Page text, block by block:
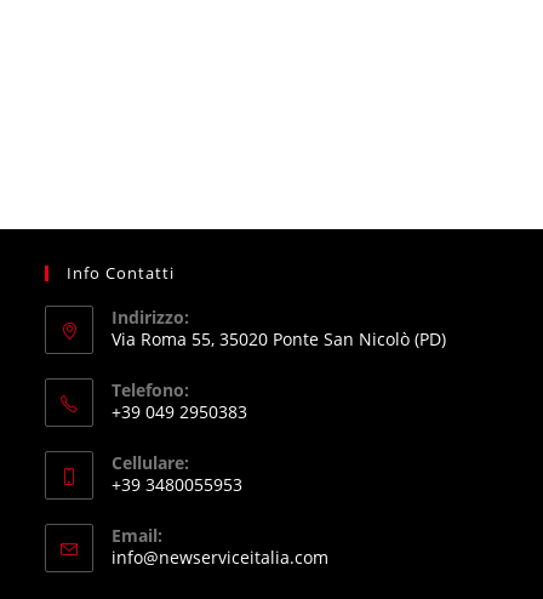
Info Contatti
Indirizzo:
Via Roma 55, 35020 Ponte San Nicolò (PD)
Telefono:
+39 049 2950383
in
your
application
Cellulare:
+39 3480055953
in
your
Email:
info@newserviceitalia.com